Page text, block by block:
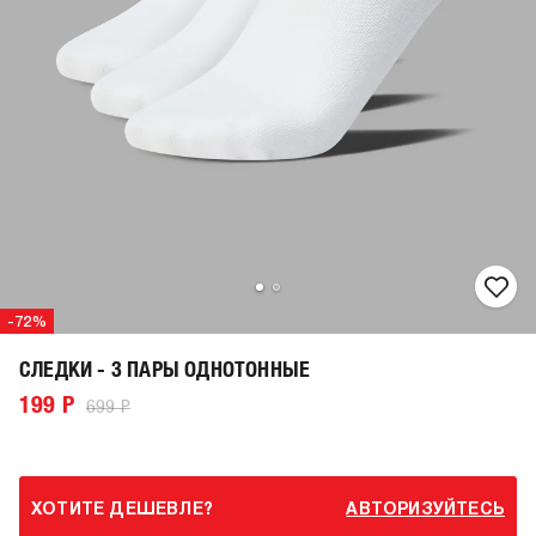
-72%
СЛЕДКИ - 3 ПАРЫ ОДНОТОННЫЕ
199 Р 699 Р
ХОТИТЕ ДЕШЕВЛЕ? АВТОРИЗУЙТЕСЬ